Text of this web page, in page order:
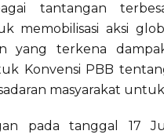
tantangan
memobilisasi aksi
yang terkena
Konvensi PBB
masyarakat
pada tanggal 17